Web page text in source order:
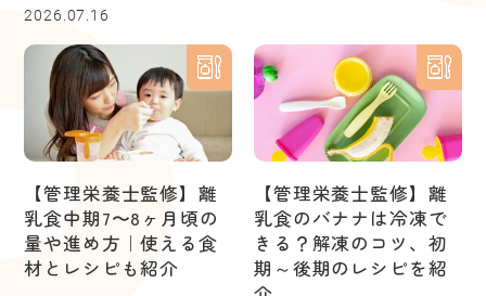
2026.07.16
【管理栄養士監修】離
乳食中期7〜8ヶ月頃の
量や進め方｜使える食
材とレシピも紹介
【管理栄養士監修】離
乳食のバナナは冷凍で
きる？解凍のコツ、初
期～後期のレシピを紹